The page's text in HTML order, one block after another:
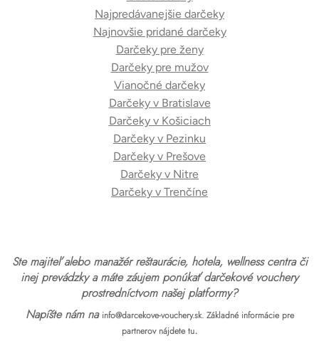
Najpredávanejšie darčeky
Najnovšie pridané darčeky
Darčeky pre ženy
Darčeky pre mužov
Vianočné darčeky
Darčeky v Bratislave
Darčeky v Košiciach
Darčeky v Pezinku
Darčeky v Prešove
Darčeky v Nitre
Darčeky v Trenčíne
Ste majiteľ alebo manažér reštaurácie, hotela, wellness centra či
inej prevádzky a máte záujem ponúkať darčekové vouchery
prostredníctvom našej platformy?
Napíšte nám na info@darcekove-vouchery.sk. Základné informácie pre
partnerov nájdete tu.